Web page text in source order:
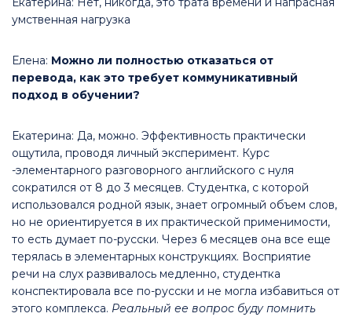
умственная нагрузка
Елена: Можно ли полностью отказаться от
перевода, как это требует коммуникативный
подход в обучении?
Екатерина: Да, можно. Эффективность практически
ощутила, проводя личный эксперимент. Курс
-элементарного разговорного английского с нуля
сократился от 8 до 3 месяцев. Студентка, с которой
использовался родной язык, знает огромный объем слов,
но не ориентируется в их практической применимости,
то есть думает по-русски. Через 6 месяцев она все еще
терялась в элементарных конструкциях. Восприятие
речи на слух развивалось медленно, студентка
конспектировала все по-русски и не могла избавиться от
этого комплекса. Реальный ее вопрос буду помнить